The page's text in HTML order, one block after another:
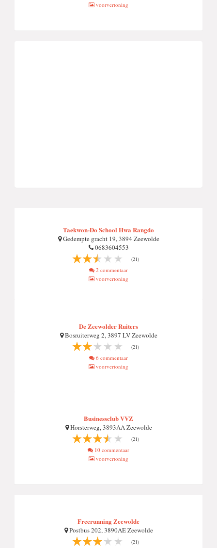
voorvertoning
Taekwon-Do School Hwa Rangdo
Gedempte gracht 19, 3894 Zeewolde
0683604553
(21)
2 commentaar
voorvertoning
De Zeewolder Ruiters
Bosruiterweg 2, 3897 LV Zeewolde
(21)
6 commentaar
voorvertoning
Businessclub VVZ
Horsterweg, 3893AA Zeewolde
(21)
10 commentaar
voorvertoning
Freerunning Zeewolde
Postbus 202, 3890AE Zeewolde
(21)